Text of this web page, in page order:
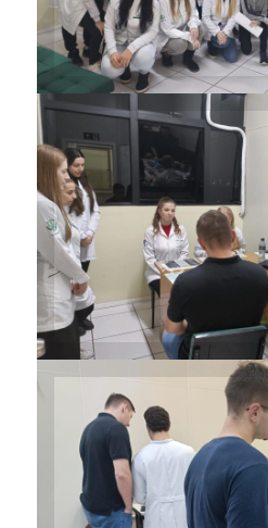
Atletas passaram
nutricional no
Especialidades
Atletas passaram
nutricional no
Especialidades